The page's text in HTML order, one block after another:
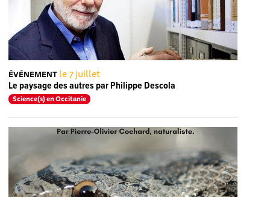
ÉVÉNEMENT le 7 juillet
Le paysage des autres par Philippe Descola
Science(s) en Occitanie